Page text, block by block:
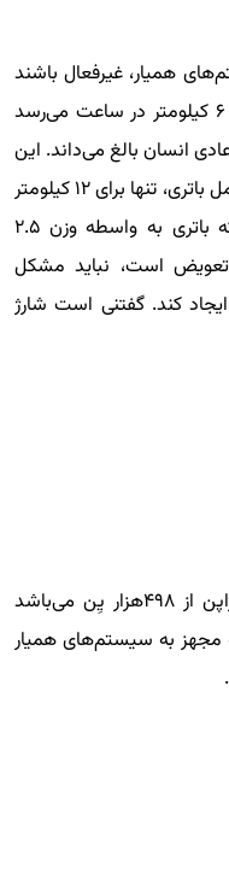
همیار، غیرفعال باشند
هم سرعت Toyota C+Walk S به تنها ۶ کیلومتر در ساعت می‌رسد
انسان بالغ می‌داند. این
را هم بد نیست بدانید که هر بار شارژ کامل باتری، تنها برای ۱۲ کیلومتر
رانندگی کفایت می‌کند. اما از آنجایی که باتری به واسطه وزن ۲.۵
تعویض است، نباید مشکل
چندانی برای کاربران مسن C+Walk S ایجاد کند. گفتنی است شارژ
شروع قیمت Toyota C+Walk S در ژاپن از ۴۹۸هزار یِن می‌باشد
قیمت نمونه مجهز به سیستم‌های همیار